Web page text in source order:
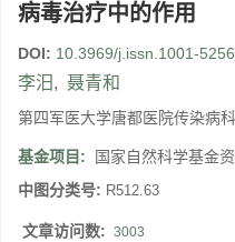
病毒治疗中的作用
DOI: 10.3969/j.issn.1001-
李汨, 聂青和
第四军医大学唐都医院传染病
基金项目:
国家自然科学基金
中图分类号: R512.63
文章访问数: 3003